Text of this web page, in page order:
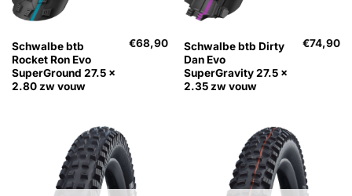
Schwalbe btb
Rocket Ron Evo
SuperGround 27.5 x
2.80 zw vouw
€68,90
Schwalbe btb Dirty
Dan Evo
SuperGravity 27.5 x
2.35 zw vouw
€74,90